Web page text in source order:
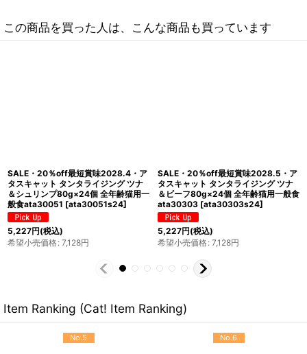
この商品を買った人は、こんな商品も買っています
SALE・20％off最短賞味2028.11・ア
タスキャット タンタライジング ツナ
＆クラブ 80g 全年齢猫用一般食
ata30310 [ata30310]
237円(税込)
希望小売価格: 297円
SALE・20％off/最短賞味2028.12・
アタスキャット タンタライジング ツ
ナ＆チキン80g×24個 全年齢猫用一般
食ata30044 [ata30044s24
5,227円(税込)
希望小売価格: 7,128円
Item Ranking (Cat! Item Ranking)
No.5 No.6